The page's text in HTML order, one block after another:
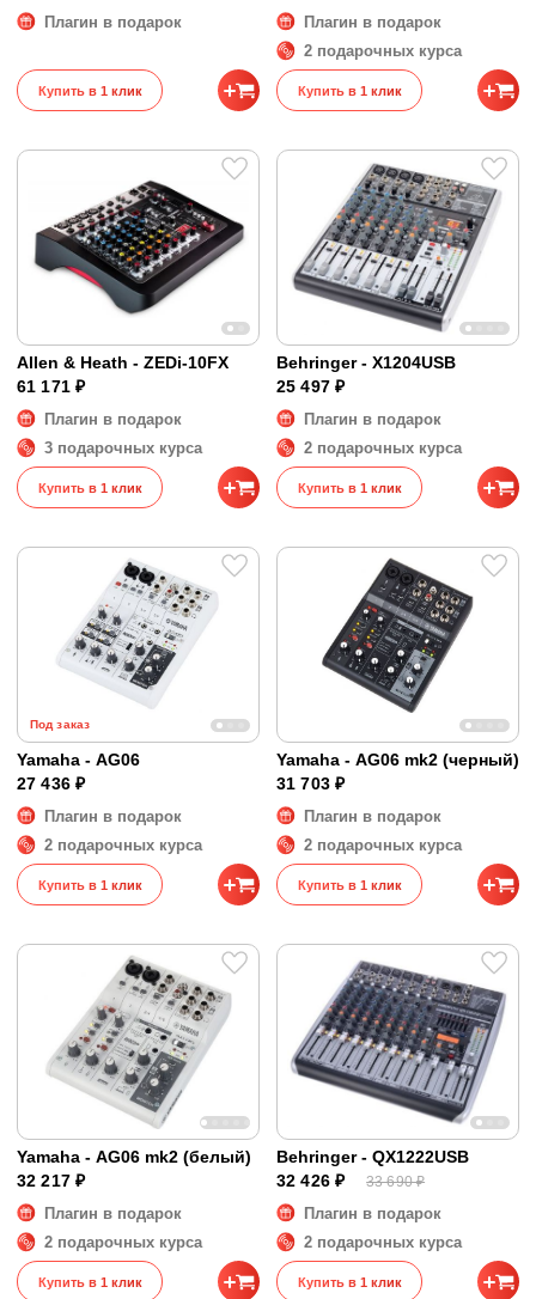
Плагин в подарок
Купить в 1 клик
Плагин в подарок
2 подарочных курса
Купить в 1 клик
Allen & Heath - ZEDi-10FX
61 171 ₽
Плагин в подарок
3 подарочных курса
Купить в 1 клик
Behringer - X1204USB
25 497 ₽
Плагин в подарок
2 подарочных курса
Купить в 1 клик
Под заказ
Yamaha - AG06
27 436 ₽
Плагин в подарок
2 подарочных курса
Купить в 1 клик
Yamaha - AG06 mk2 (черный)
31 703 ₽
Плагин в подарок
2 подарочных курса
Купить в 1 клик
Yamaha - AG06 mk2 (белый)
32 217 ₽
Плагин в подарок
2 подарочных курса
Купить в 1 клик
Behringer - QX1222USB
32 426 ₽
33 690 ₽
Плагин в подарок
2 подарочных курса
Купить в 1 клик